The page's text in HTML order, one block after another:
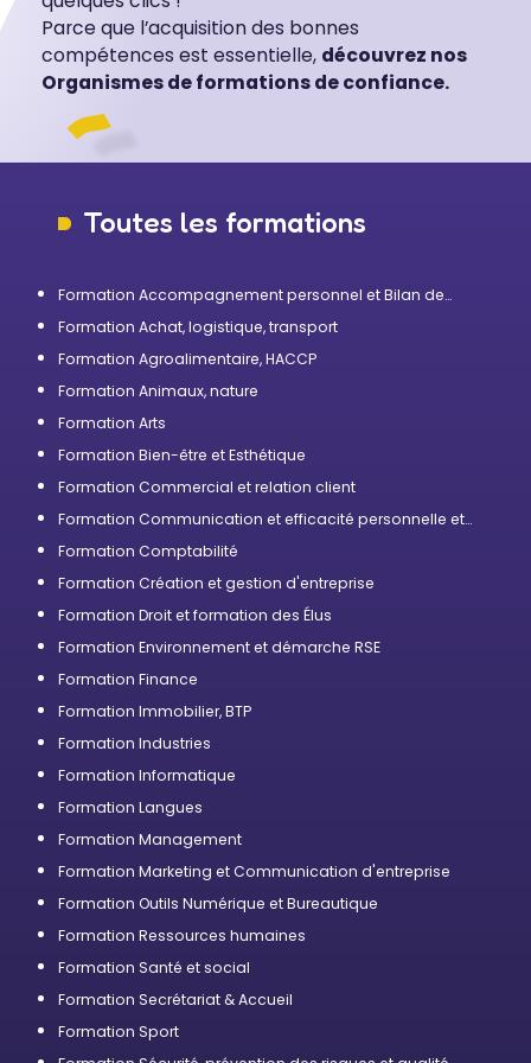
Parce que l’acquisition des bonnes
compétences est essentielle, découvrez nos
Organismes de formations de confiance.
Toutes les formations
Formation Accompagnement personnel et Bilan de
Formation Achat, logistique, transport
Formation Agroalimentaire, HACCP
Formation Animaux, nature
Formation Arts
Formation Bien-être et Esthétique
Formation Commercial et relation client
Formation Communication et efficacité personnelle et
Formation Comptabilité
Formation Création et gestion d'entreprise
Formation Droit et formation des Élus
Formation Environnement et démarche RSE
Formation Finance
Formation Immobilier, BTP
Formation Industries
Formation Informatique
Formation Langues
Formation Management
Formation Marketing et Communication d'entreprise
Formation Outils Numérique et Bureautique
Formation Ressources humaines
Formation Santé et social
Formation Secrétariat & Accueil
Formation Sport